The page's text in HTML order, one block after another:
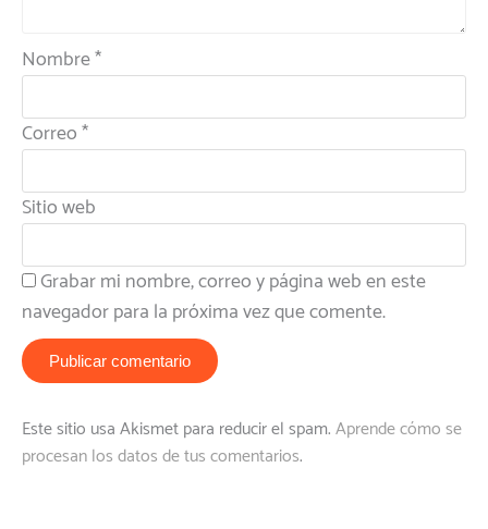
Nombre*
Correo*
Sitio web
Grabar mi nombre, correo y página web en este
navegador para la próxima vez que comente.
Este sitio usa Akismet para reducir el spam.Aprende cómo se
procesan los datos de tus comentarios.